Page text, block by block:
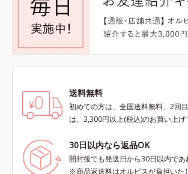
送料無料
初めての方は、全国送料無料、2回
は、3,300円以上(税込)のお買い上
30日以内なら返品OK
開封後でも発送日から30日以内で
※商品返送料はオルビスが負担いた